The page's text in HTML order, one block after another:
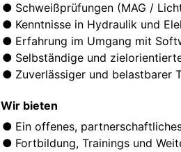
Schweißprüfungen (MAG /
Kenntnisse in Hydraulik und
Erfahrung im Umgang mit
Selbständige und
Zuverlässiger und belastbarer
Wir bieten
Ein offenes,
Fortbildung, Trainings und